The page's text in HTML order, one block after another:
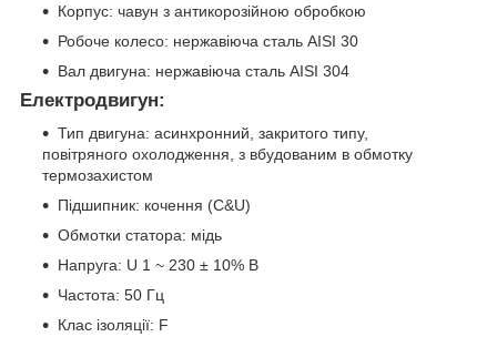
Корпус: чавун з антикорозійною обробкою
Робоче колесо: нержавіюча сталь AISI 30
Вал двигуна: нержавіюча сталь AISI 304
Електродвигун:
Тип двигуна: асинхронний, закритого типу,
повітряного охолодження, з вбудованим в обмотку
термозахистом
Підшипник: кочення (C&U)
Обмотки статора: мідь
Напруга: U 1 ~ 230 ± 10% В
Частота: 50 Гц
Клас ізоляції: F